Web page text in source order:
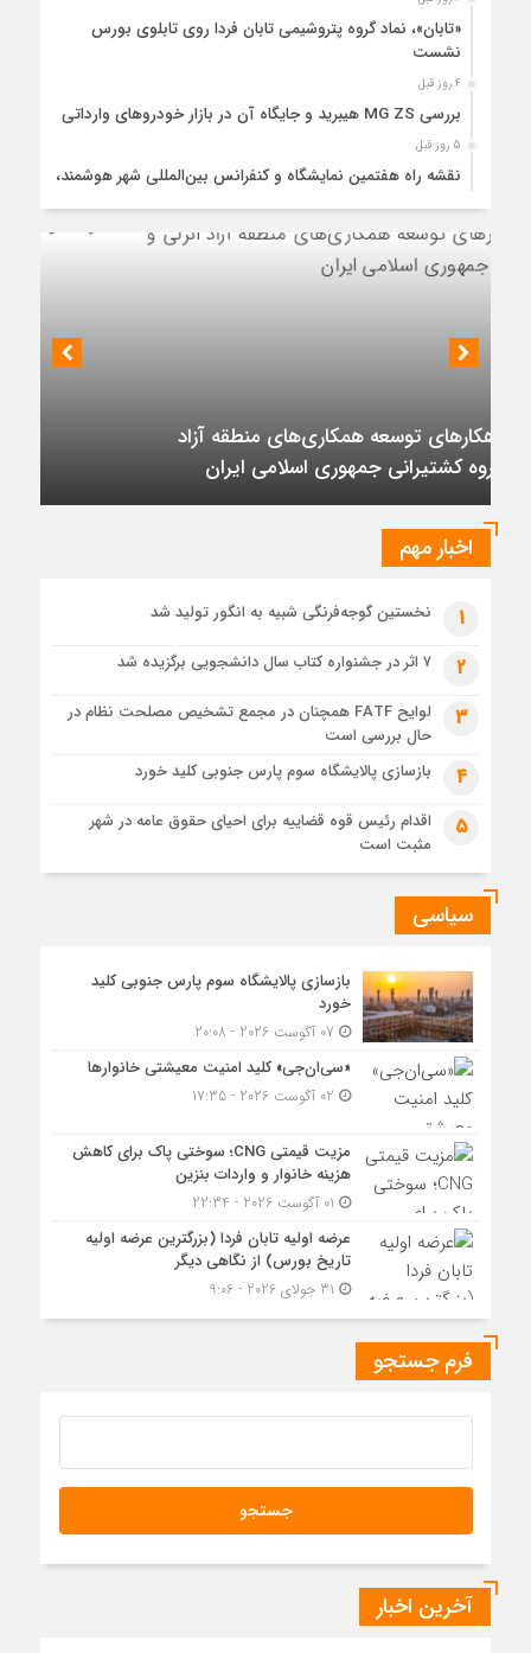
«تابان»، نماد گروه پتروشیمی تابان فردا روی تابلوی بورس
نشست
4 روز قبل
بررسی MG ZS هیبرید و جایگاه آن در بازار خودروهای وارداتی
5 روز قبل
نقشه راه هفتمین نمایشگاه و کنفرانس بین‌المللی شهر هوشمند،
5 روز قبل
برگزاری دهمین نمایشگاه حمل‌ونقل و لجستیک همزمان با روز
جهانی حمل‌ونقل پایدار سازمان ملل متحد
ترکیه و عراق قرارداد خط لوله انتقال نفت را امضا کردند
5 روز قبل
جزئیات تازه از اصلاح قیمت بنزین
5 روز قبل
تولید نفت اعضای اوپک پلاس روی کاغذ افزایش یافت
6 روز قبل
عملیات اجرایی پروژه تصفیه پساب شهری؛ پتروشیمی تبریز در
مسیر تحقق صنعت سبز
6 روز قبل
مزیت قیمتی CNG؛ سوختی پاک برای کاهش هزینه خانوار و
واردات بنزین
نشست رئیس هیأت مدیره گروه سرمایه‌گذاری اهداف با مدیران ارشد شرکت
تأکید بر تداوم حمایت از فاز دوم توسعه میدان
نفتی آذر
اخبار مهم
1 نخستین گوجه‌فرنگی شبیه به انگور تولید شد
2 ۷ اثر در جشنواره کتاب سال دانشجویی برگزیده شد
3
لوایح FATF همچنان در مجمع تشخیص مصلحت نظام در
حال بررسی است
4 بازسازی پالایشگاه سوم پارس جنوبی کلید خورد
5
اقدام رئیس قوه قضاییه برای احیای حقوق عامه در شهر
مثبت است
سیاسی
بازسازی پالایشگاه سوم پارس جنوبی کلید
خورد
«سی‌ان‌جی» کلید امنیت معیشتی خانوارها
مزیت قیمتی CNG؛ سوختی پاک برای کاهش
هزینه خانوار و واردات بنزین
عرضه اولیه تابان فردا (بزرگترین عرضه اولیه
تاریخ بورس) از نگاهی دیگر
فرم جستجو
آخرین اخبار